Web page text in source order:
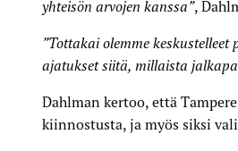
yhteisön arvojen kanssa”,
”Tottakai olemme
ajatukset siitä, millaista
Dahlman kertoo, että
kiinnostusta, ja myös siksi